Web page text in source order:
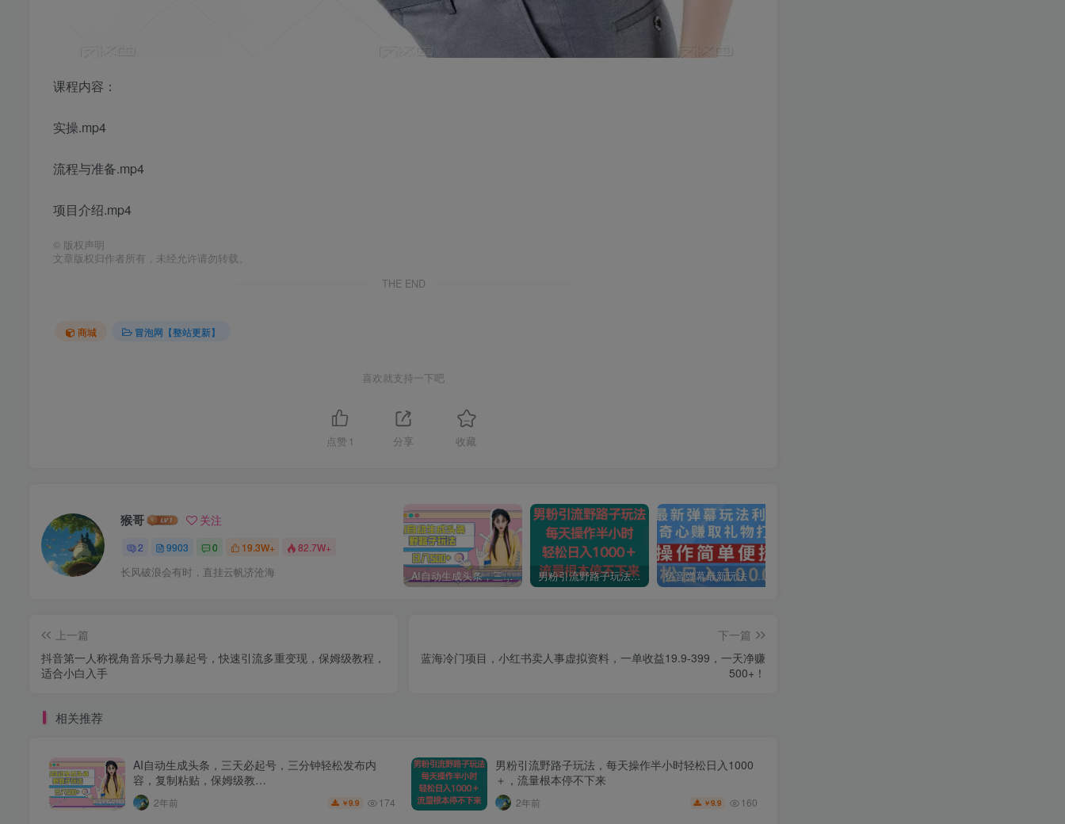
课程内容：
实操.mp4
流程与准备.mp4
项目介绍.mp4
© 版权声明
文章版权归作者所有，未经允许请勿转载。
THE END
商城 冒泡网【整站更新】
喜欢就支持一下吧
点赞 1 分享 收藏
猴哥 关注
2 9903 0 19.3W+ 82.7W+
长风破浪会有时，直挂云帆济沧海 AI自动生成头条，三天必起号，三分钟轻松发布内容，复制粘贴，保姆级教… 男粉引流野路子玩法，每天操作半小时轻松日入1000＋，流量根本停不下来 抖音弹幕最新玩法，利用粉丝好奇心赚取礼物打赏，轻松日入1000+
上一篇
抖音第一人称视角音乐号力暴起号，快速引流多重变现，保姆级教程，
适合小白入手
下一篇
蓝海冷门项目，小红书卖人事虚拟资料，一单收益19.9-399，一天净赚
500+！
相关推荐
AI自动生成头条，三天必起号，三分钟轻松发布内
容，复制粘贴，保姆级教…
2年前 ￥9.9 174
男粉引流野路子玩法，每天操作半小时轻松日入1000
＋，流量根本停不下来
2年前 ￥9.9 160